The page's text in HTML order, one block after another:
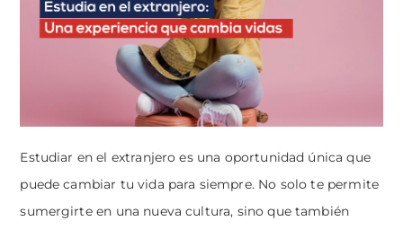
Estudiar en el extranjero es una oportunidad única que
puede cambiar tu vida para siempre. No solo te permite
sumergirte en una nueva cultura, sino que también